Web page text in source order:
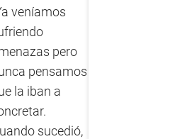
veníamos
pero
pensamos
la iban a
sucedió,